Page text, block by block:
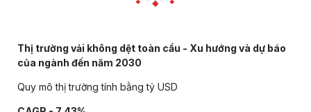
Thị trường vải không dệt toàn cầu - Xu hướng và dự báo
của ngành đến năm 2030
Quy mô thị trường tính bằng tỷ USD